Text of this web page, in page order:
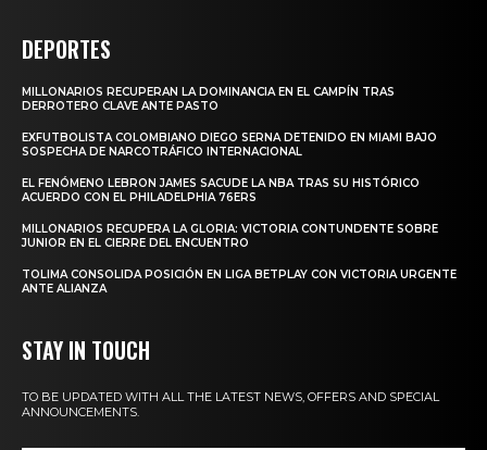
DEPORTES
MILLONARIOS RECUPERAN LA DOMINANCIA EN EL CAMPÍN TRAS
DERROTERO CLAVE ANTE PASTO
EXFUTBOLISTA COLOMBIANO DIEGO SERNA DETENIDO EN MIAMI BAJO
SOSPECHA DE NARCOTRÁFICO INTERNACIONAL
EL FENÓMENO LEBRON JAMES SACUDE LA NBA TRAS SU HISTÓRICO
ACUERDO CON EL PHILADELPHIA 76ERS
MILLONARIOS RECUPERA LA GLORIA: VICTORIA CONTUNDENTE SOBRE
JUNIOR EN EL CIERRE DEL ENCUENTRO
TOLIMA CONSOLIDA POSICIÓN EN LIGA BETPLAY CON VICTORIA URGENTE
ANTE ALIANZA
STAY IN TOUCH
TO BE UPDATED WITH ALL THE LATEST NEWS, OFFERS AND SPECIAL
ANNOUNCEMENTS.